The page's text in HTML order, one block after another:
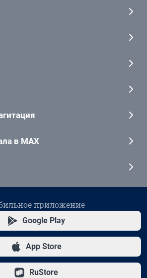
в MAX
приложение
Google Play
App Store
RuStore